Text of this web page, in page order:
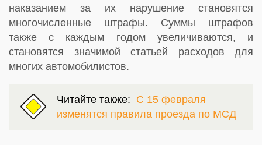
наказанием за их нарушение становятся
многочисленные штрафы. Суммы штрафов
также с каждым годом увеличиваются, и
становятся значимой статьей расходов для
многих автомобилистов.
Читайте также: С 15 февраля
изменятся правила проезда по МСД